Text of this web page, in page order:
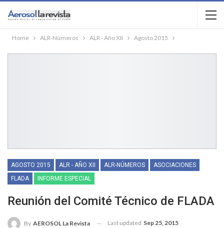
Home ALR-Números ALR - Año XII Agosto 2015
AGOSTO 2015 ALR - AÑO XII ALR-NÚMEROS
ASOCIACIONES
FLADA
INFORME ESPECIAL
Reunión del Comité Técnico de FLADA
By AEROSOL La Revista Last updated Sep 25, 2015